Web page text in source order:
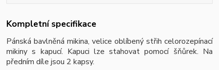
Kompletní specifikace
Pánská bavlněná mikina, velice oblíbený střih celorozepínací
mikiny s kapucí. Kapuci lze stahovat pomocí šňůrek. Na
předním díle jsou 2 kapsy.